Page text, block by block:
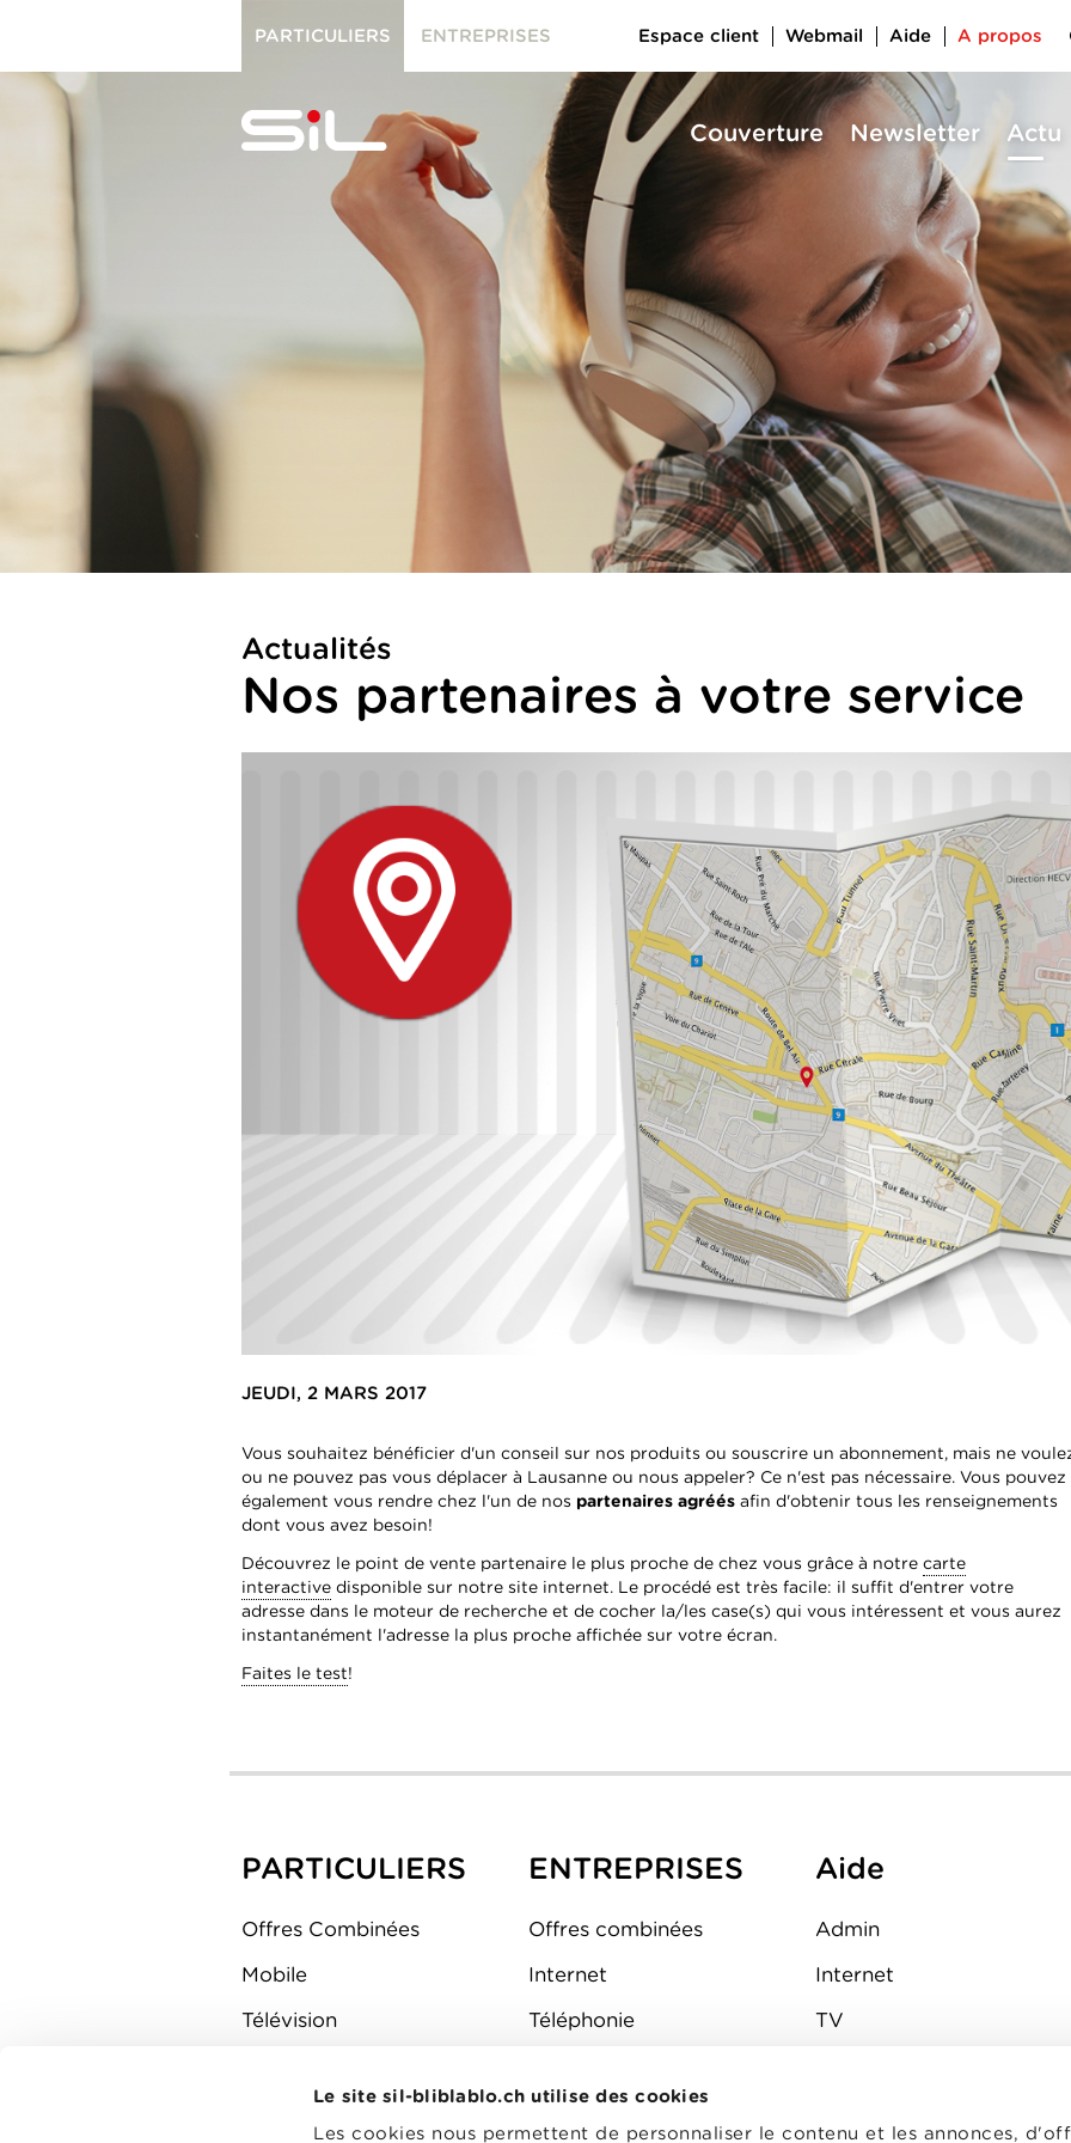
Le site sil-bliblablo.ch utilise des cookies
Les cookies nous permettent de personnaliser le contenu et les annonces,
multimédia
Actualités
Nos partenaires à votre service
JEUDI, 2 MARS 2017
Vous souhaitez bénéficier d'un conseil sur nos produits ou souscrire un abonnement, mais ne
ou ne pouvez pas vous déplacer à Lausanne ou nous appeler? Ce n'est pas nécessaire. Vous pouvez
également vous rendre chez l'un de nos partenaires agréés afin d'obtenir tous les renseignements
dont vous avez besoin!
Découvrez le point de vente partenaire le plus proche de chez vous grâce à notre carte
interactive disponible sur notre site internet. Le procédé est très facile: il suffit d'entrer votre
adresse dans le moteur de recherche et de cocher la/les case(s) qui vous intéressent et vous aurez
instantanément l'adresse la plus proche affichée sur votre écran.
Faites le test!
PARTICULIERS ENTREPRISES
Couverture Newsletter Actu
Espace client Webmail Aide A propos
PARTICULIERS
Offres Combinées
Mobile
Télévision
ENTREPRISES
Offres combinées
Internet
Téléphonie
FAQ
Aide
Admin
Internet
TV